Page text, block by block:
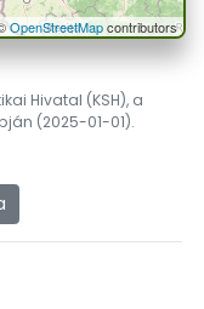
OpenStreetMapcontributors
Hivatal (KSH), a
(2025-01-01).